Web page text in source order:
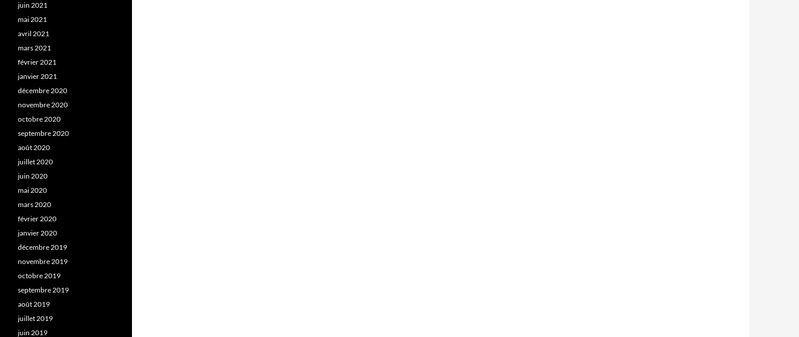
juin 2021
mai 2021
avril 2021
mars 2021
février 2021
janvier 2021
décembre 2020
novembre 2020
octobre 2020
septembre 2020
août 2020
juillet 2020
juin 2020
mai 2020
mars 2020
février 2020
janvier 2020
décembre 2019
novembre 2019
octobre 2019
septembre 2019
août 2019
juillet 2019
juin 2019